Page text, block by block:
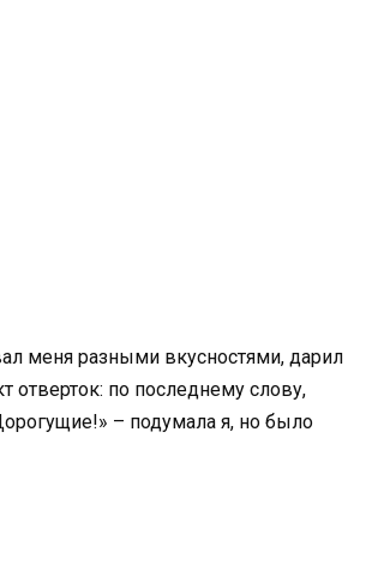
меня разными вкусностями, дарил
по последнему слову,
– подумала я, но было